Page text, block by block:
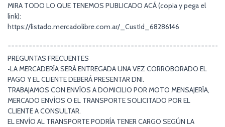
MIRA TODO LO QUE TENEMOS PUBLICADO ACÁ (copia y pega el
link):
https://listado.mercadolibre.com.ar/_CustId_68286146
PREGUNTAS FRECUENTES
•LA MERCADERÍA SERÁ ENTREGADA UNA VEZ CORROBORADO EL
PAGO Y EL CLIENTE DEBERÁ PRESENTAR DNI.
TRABAJAMOS CON ENVÍOS A DOMICILIO POR MOTO MENSAJERÍA,
MERCADO ENVÍOS O EL TRANSPORTE SOLICITADO POR EL
CLIENTE A CONSULTAR.
EL ENVÍO AL TRANSPORTE PODRÍA TENER CARGO SEGÚN LA